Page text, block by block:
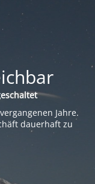
Jahre.
dauerhaft zu